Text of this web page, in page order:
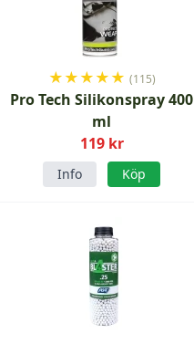
★★★★★ (115)
Pro Tech Silikonspray 400
ml
119 kr
Info Köp